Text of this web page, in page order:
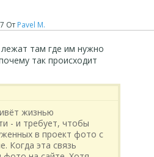
От Pavel M.
там где им нужно
так происходит
жизнью
- и требует, чтобы
в проект фото с
Когда эта связь